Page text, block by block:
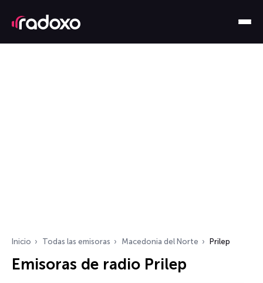
Inicio Todas las emisoras Macedonia del Norte Prilep
Emisoras de radio Prilep